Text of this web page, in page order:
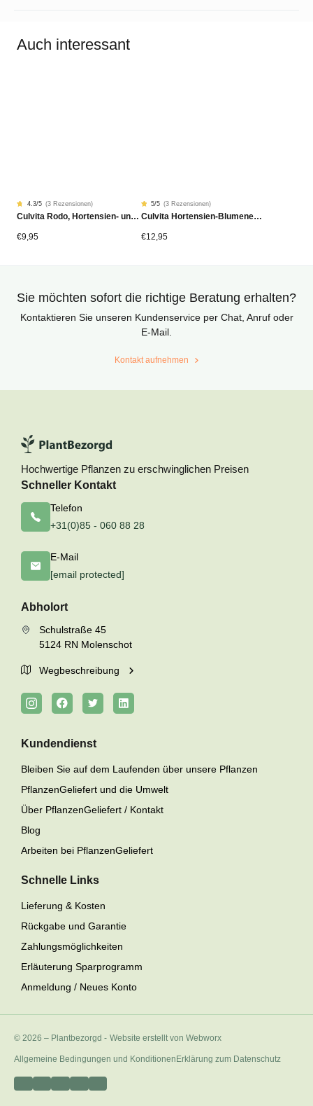
Auch interessant
Rated
4.33
von
3
Kundenstimmen
4.3/5 (3 Rezensionen)
Culvita Rodo, Hortensien- und Azaleen-Dünger 1,5 kg
€9,95
Rated
5
von
3
Kundenstimmen
5/5 (3 Rezensionen)
Culvita Hortensien-Blumenerde 20L Bio
€12,95
Sie möchten sofort die richtige Beratung erhalten?
Kontaktieren Sie unseren Kundenservice per Chat, Anruf oder
E-Mail.
Kontakt aufnehmen
Hochwertige Pflanzen zu erschwinglichen Preisen
Schneller Kontakt
Telefon
+31(0)85 - 060 88 28
E-Mail
[email protected]
Abholort
Schulstraße 45
5124 RN Molenschot
Wegbeschreibung
Kundendienst
Bleiben Sie auf dem Laufenden über unsere Pflanzen
PflanzenGeliefert und die Umwelt
Über PflanzenGeliefert / Kontakt
Blog
Arbeiten bei PflanzenGeliefert
Schnelle Links
Lieferung & Kosten
Rückgabe und Garantie
Zahlungsmöglichkeiten
Erläuterung Sparprogramm
Anmeldung / Neues Konto
© 2026 – Plantbezorgd - Website erstellt von Webworx
Allgemeine Bedingungen und Konditionen Erklärung zum Datenschutz